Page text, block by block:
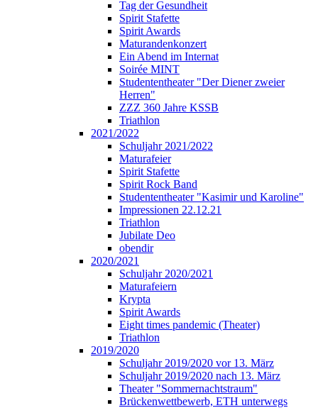
Tag der Gesundheit
Spirit Stafette
Spirit Awards
Maturandenkonzert
Ein Abend im Internat
Soirée MINT
Studententheater "Der Diener zweier
Herren"
ZZZ 360 Jahre KSSB
Triathlon
2021/2022
Schuljahr 2021/2022
Maturafeier
Spirit Stafette
Spirit Rock Band
Studententheater "Kasimir und Karoline"
Impressionen 22.12.21
Triathlon
Jubilate Deo
obendir
2020/2021
Schuljahr 2020/2021
Maturafeiern
Krypta
Spirit Awards
Eight times pandemic (Theater)
Triathlon
2019/2020
Schuljahr 2019/2020 vor 13. März
Schuljahr 2019/2020 nach 13. März
Theater "Sommernachtstraum"
Brückenwettbewerb, ETH unterwegs